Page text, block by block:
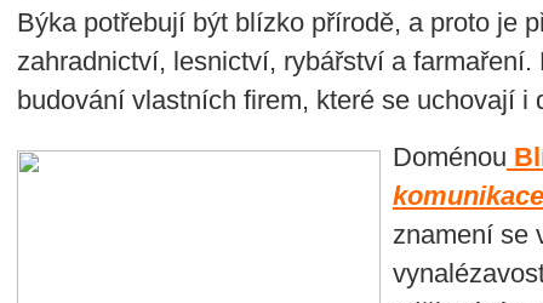
Býka potřebují být blízko přírodě, a proto je
zahradnictví, lesnictví, rybářství a
budování vlastních firem, které se uchovají i
Doménou
komunikace
znamení se